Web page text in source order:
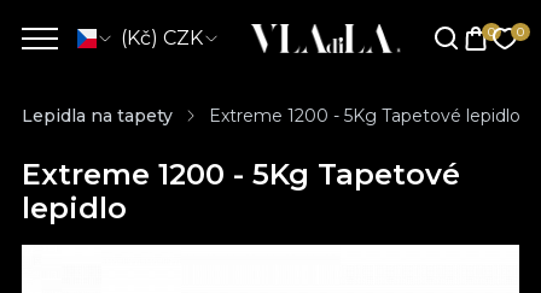
(Kč) CZK
Lepidla na tapety Extreme 1200 - 5Kg Tapetové lepidlo
Extreme 1200 - 5Kg Tapetové
lepidlo